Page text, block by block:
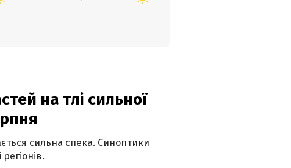
на тлі сильної
сильна спека. Синоптики